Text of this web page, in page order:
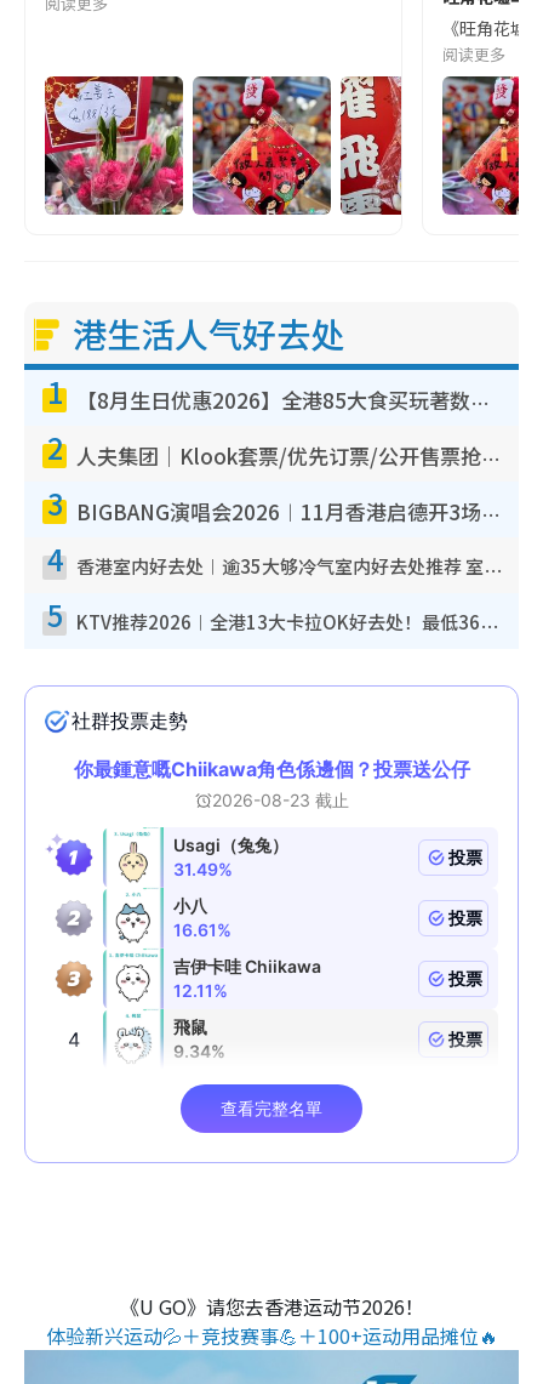
《旺角花墟
阅读更多
港生活人气好去处
1 【8月生日优惠2026】全港85大食买玩著数攻略 自助餐/火锅放题同行免费＋诚品/DONKI送现金券
2 人夫集团｜Klook套票/优先订票/公开售票抢票攻略！附票价.购票连结.场地座位表
3 BIGBANG演唱会2026︱11月香港启德开3场！实名制VIP申请、优先购票攻略
4 香港室内好去处︱逾35大够冷气室内好去处推荐 室内活动免费避雨无惧下雨
5 KTV推荐2026︱全港13大卡拉OK好去处！最低36元起 日语歌都有！(附地址+收费详情)
《U GO》请您去香港运动节2026！
体验新兴运动💦＋竞技赛事💪＋100+运动用品摊位🔥